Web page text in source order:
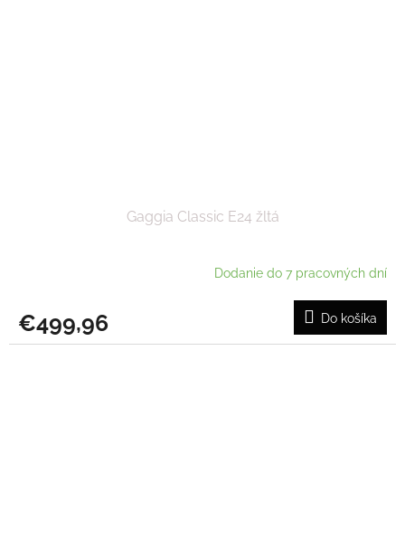
Gaggia Classic E24 žltá
Dodanie do 7 pracovných dní
€499,96 Do košíka